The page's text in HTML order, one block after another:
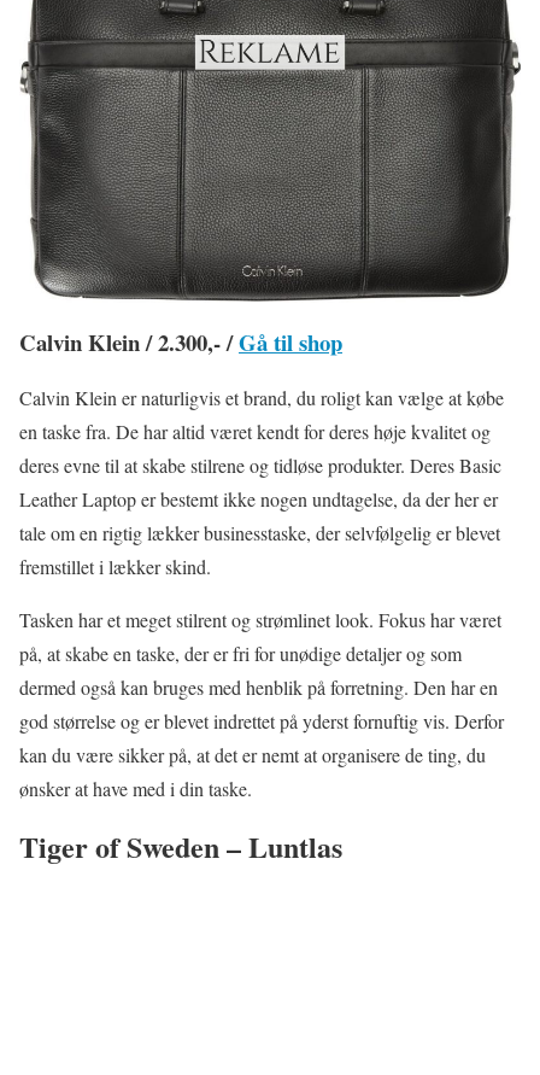
Calvin Klein / 2.300,- /Gå til shop
Calvin Klein er naturligvis et brand, du roligt kan vælge at købe
en taske fra. De har altid været kendt for deres høje kvalitet og
deres evne til at skabe stilrene og tidløse produkter. Deres Basic
Leather Laptop er bestemt ikke nogen undtagelse, da der her er
tale om en rigtig lækker businesstaske, der selvfølgelig er blevet
fremstillet i lækker skind.
Tasken har et meget stilrent og strømlinet look. Fokus har været
på, at skabe en taske, der er fri for unødige detaljer og som
dermed også kan bruges med henblik på forretning. Den har en
god størrelse og er blevet indrettet på yderst fornuftig vis. Derfor
kan du være sikker på, at det er nemt at organisere de ting, du
ønsker at have med i din taske.
Tiger of Sweden – Luntlas